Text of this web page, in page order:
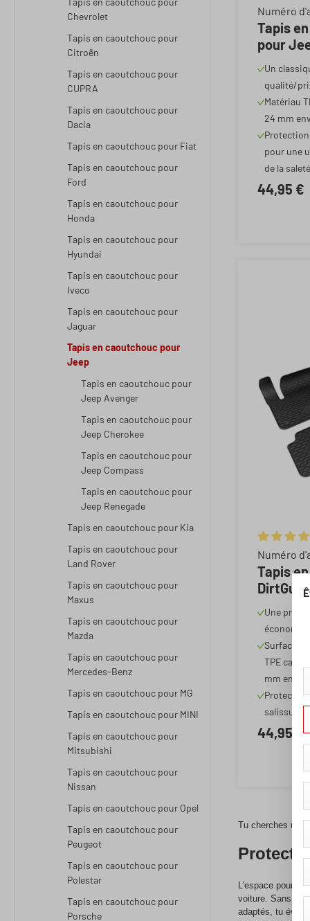
Chevrolet
Tapis en caoutchouc pour
Citroën
Tapis en caoutchouc pour
CUPRA
Tapis en caoutchouc pour
Dacia
Tapis en caoutchouc pour Fiat
Tapis en caoutchouc pour
Ford
Tapis en caoutchouc pour
Honda
Tapis en caoutchouc pour
Hyundai
Tapis en caoutchouc pour
Iveco
Tapis en caoutchouc pour
Jaguar
Tapis en caoutchouc pour
Jeep
Tapis en caoutchouc pour
Jeep Avenger
Tapis en caoutchouc pour
Jeep Cherokee
Tapis en caoutchouc pour
Jeep Compass
Tapis en caoutchouc pour
Jeep Renegade
Tapis en caoutchouc pour Kia
Tapis en caoutchouc pour
Land Rover
Tapis en caoutchouc pour
Maxus
Tapis en caoutchouc pour
Mazda
Tapis en caoutchouc pour
Mercedes-Benz
Tapis en caoutchouc pour MG
Tapis en caoutchouc pour MINI
Tapis en caoutchouc pour
Mitsubishi
Tapis en caoutchouc pour
Nissan
Tapis en caoutchouc pour Opel
Tapis en caoutchouc pour
Peugeot
Tapis en caoutchouc pour
Polestar
Tapis en caoutchouc pour
Porsche
Note
Numéro
Tapis
pour
07/2014
Un
qualité/
Matériau
24 mm
pour une
de la
44,95 €
Note
Numéro
Tapis
600/
Romeo
Jeep
Une
Surface à
TPE
mm environ
salissures
44,95 €
Tu cherches un
L'espace pour
voiture. Sans le
adaptés, tu